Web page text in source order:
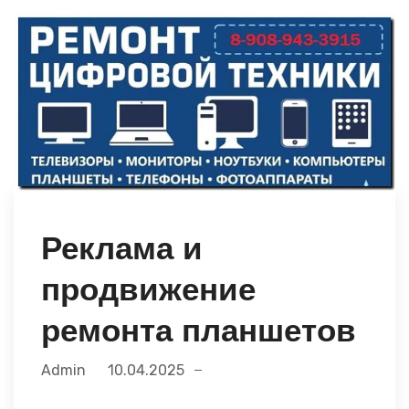
Реклама и
продвижение
ремонта планшетов
Admin 10.04.2025